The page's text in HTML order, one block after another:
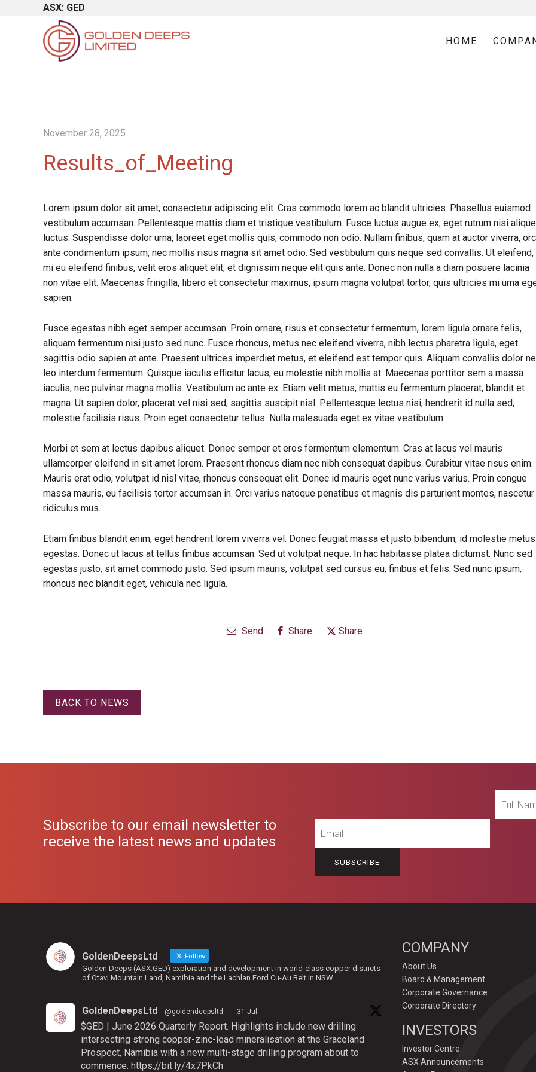
ASX: GED
HOME
November 28, 2025
Results_of_Meeting
Lorem ipsum dolor sit amet, consectetur adipiscing elit. Cras commodo lorem ac blandit ultricies. Phasellus euismod
vestibulum accumsan. Pellentesque mattis diam et tristique vestibulum. Fusce luctus augue ex, eget rutrum nisi
luctus. Suspendisse dolor urna, laoreet eget mollis quis, commodo non odio. Nullam finibus, quam at auctor viverra,
ante condimentum ipsum, nec mollis risus magna sit amet odio. Sed vestibulum quis neque sed convallis. Ut eleifend,
mi eu eleifend finibus, velit eros aliquet elit, et dignissim neque elit quis ante. Donec non nulla a diam posuere lacinia
non vitae elit. Maecenas fringilla, libero et consectetur maximus, ipsum magna volutpat tortor, quis ultricies mi urna
sapien.
Fusce egestas nibh eget semper accumsan. Proin ornare, risus et consectetur fermentum, lorem ligula ornare felis,
aliquam fermentum nisi justo sed nunc. Fusce rhoncus, metus nec eleifend viverra, nibh lectus pharetra ligula, eget
sagittis odio sapien at ante. Praesent ultrices imperdiet metus, et eleifend est tempor quis. Aliquam convallis dolor
leo interdum fermentum. Quisque iaculis efficitur lacus, eu molestie nibh mollis at. Maecenas porttitor sem a massa
iaculis, nec pulvinar magna mollis. Vestibulum ac ante ex. Etiam velit metus, mattis eu fermentum placerat, blandit et
magna. Ut sapien dolor, placerat vel nisi sed, sagittis suscipit nisl. Pellentesque lectus nisi, hendrerit id nulla sed,
molestie facilisis risus. Proin eget consectetur tellus. Nulla malesuada eget ex vitae vestibulum.
Morbi et sem at lectus dapibus aliquet. Donec semper et eros fermentum elementum. Cras at lacus vel mauris
ullamcorper eleifend in sit amet lorem. Praesent rhoncus diam nec nibh consequat dapibus. Curabitur vitae risus enim.
Mauris erat odio, volutpat id nisl vitae, rhoncus consequat elit. Donec id mauris eget nunc varius varius. Proin congue
massa mauris, eu facilisis tortor accumsan in. Orci varius natoque penatibus et magnis dis parturient montes, nascetur
ridiculus mus.
Etiam finibus blandit enim, eget hendrerit lorem viverra vel. Donec feugiat massa et justo bibendum, id molestie metus
egestas. Donec ut lacus at tellus finibus accumsan. Sed ut volutpat neque. In hac habitasse platea dictumst. Nunc sed
egestas justo, sit amet commodo justo. Sed ipsum mauris, volutpat sed cursus eu, finibus et felis. Sed nunc ipsum,
rhoncus nec blandit eget, vehicula nec ligula.
Send Share Share
BACK TO NEWS
Subscribe to our email newsletter to
receive the latest news and updates
Name
GoldenDeepsLtd Follow
Golden Deeps (ASX:GED) exploration and development in world-class copper districts
of Otavi Mountain Land, Namibia and the Lachlan Ford Cu-Au Belt in NSW
GoldenDeepsLtd @goldendeepsltd · 31 Jul
$GED | June 2026 Quarterly Report. Highlights include new drilling
intersecting strong copper-zinc-lead mineralisation at the Graceland
Prospect, Namibia with a new multi-stage drilling program about to
commence. https://bit.ly/4x7PkCh
COMPANY
About Us
Board & Management
Corporate Governance
Corporate Directory
INVESTORS
Investor Centre
ASX Announcements